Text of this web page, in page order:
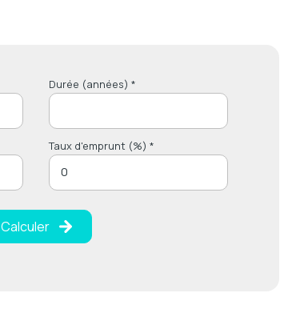
Durée (années) *
Taux d'emprunt (%) *
Calculer